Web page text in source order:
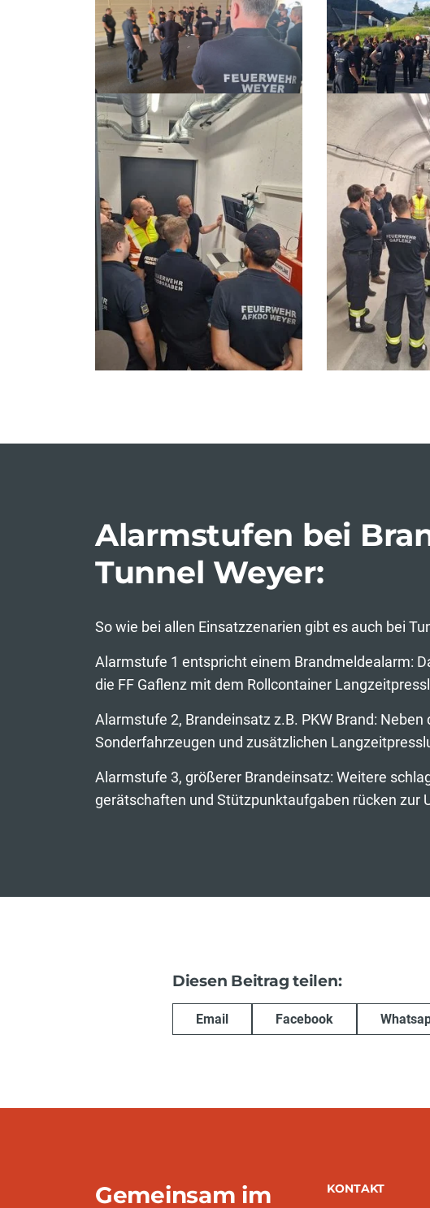
Alarmstufen bei
Tunnel Weyer:
So wie bei allen Einsatzzenarien gibt es auch bei
Alarmstufe 1 entspricht einem Brandmeldealarm:
die FF Gaflenz mit dem Rollcontainer
Alarmstufe 2, Brandeinsatz z.B. PKW Brand:
Sonderfahrzeugen und zusätzlichen
Alarmstufe 3, größerer Brandeinsatz: Weitere
gerätschaften und Stützpunktaufgaben rücken zur
Diesen Beitrag teilen:
Email Facebook
Gemeinsam im KONTAKT